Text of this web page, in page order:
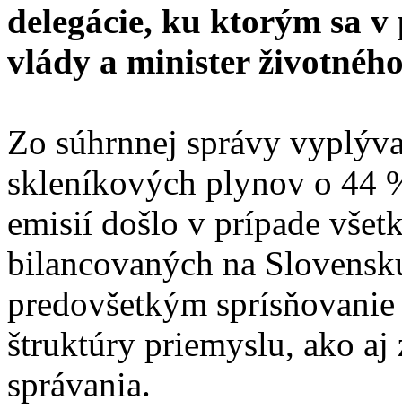
delegácie, ku ktorým sa
vlády a minister
Zo súhrnnej správy
skleníkových plynov o 44
emisií došlo v prípade
bilancovaných na
predovšetkým
štruktúry priemyslu, ako aj
správania.